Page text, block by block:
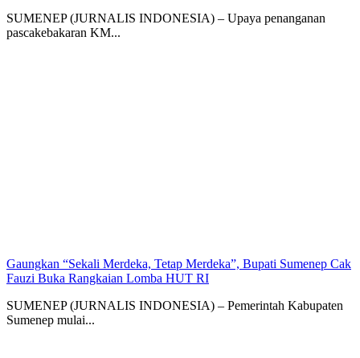
SUMENEP (JURNALIS INDONESIA) – Upaya penanganan
pascakebakaran KM...
Gaungkan “Sekali Merdeka, Tetap Merdeka”, Bupati Sumenep Cak
Fauzi Buka Rangkaian Lomba HUT RI
SUMENEP (JURNALIS INDONESIA) – Pemerintah Kabupaten
Sumenep mulai...